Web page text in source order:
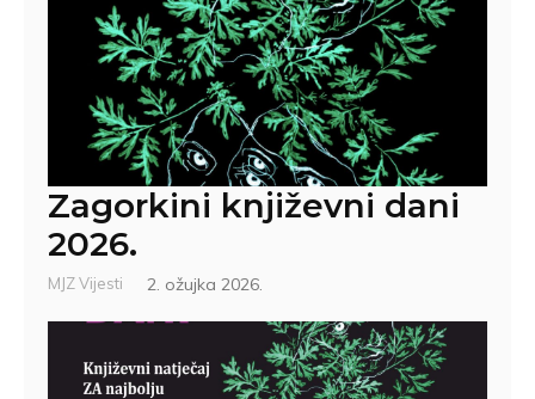
Zagorkini književni dani
2026.
MJZ Vijesti 2. ožujka 2026.